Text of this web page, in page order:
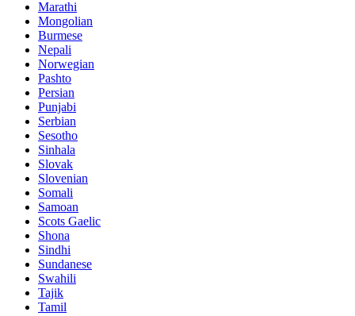
Marathi
Mongolian
Burmese
Nepali
Norwegian
Pashto
Persian
Punjabi
Serbian
Sesotho
Sinhala
Slovak
Slovenian
Somali
Samoan
Scots Gaelic
Shona
Sindhi
Sundanese
Swahili
Tajik
Tamil